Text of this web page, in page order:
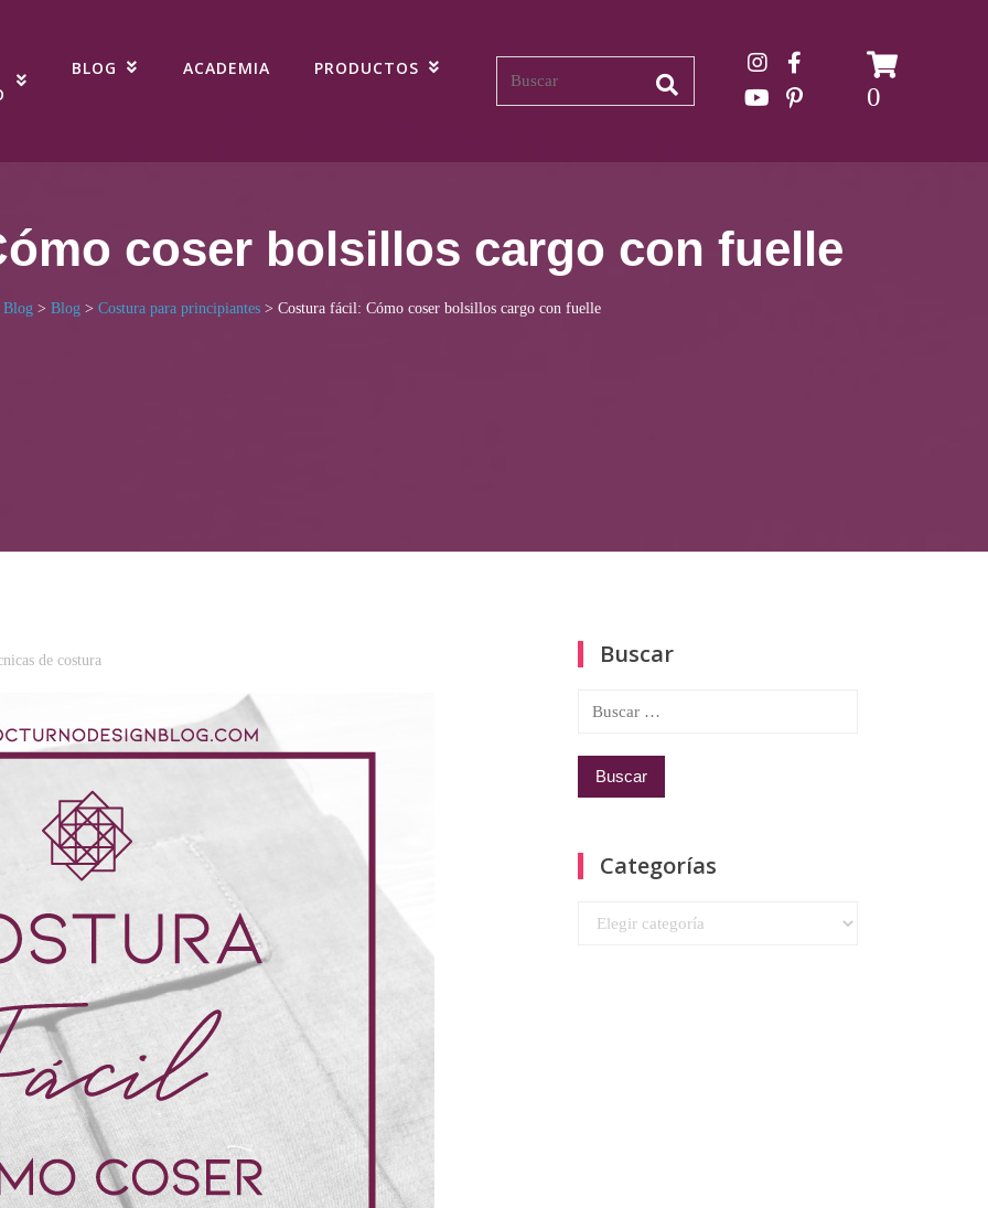
BLOG ACADEMIA PRODUCTOS
0
coser bolsillos cargo con fuelle
Blog > Blog > Costura para principiantes > Costura fácil: Cómo coser bolsillos cargo con fuelle
de costura Buscar
Buscar:
Categorías
Categorías